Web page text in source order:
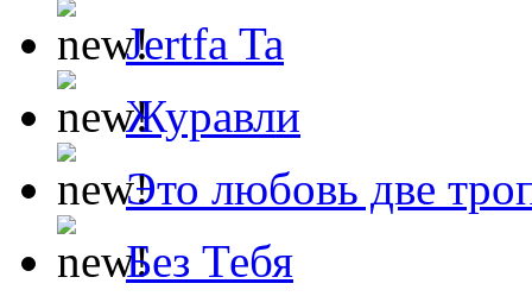
Jertfa Ta
Журавли
Это любовь две
Без Тебя